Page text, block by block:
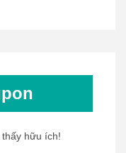
hữu ích!